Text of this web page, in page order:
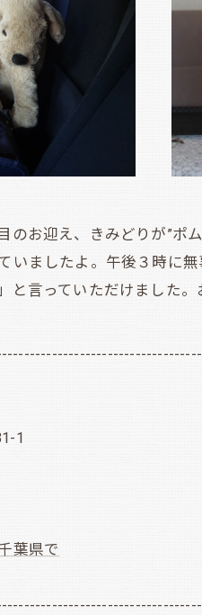
お迎え、きみどりが”ポ
いましたよ。午後３時に
と言っていただけました
1
葉県で